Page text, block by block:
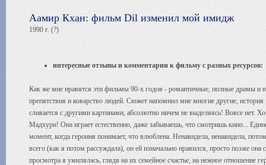
Аамир Кхан: фильм Dil изменил мой имидж
1990 г. (?)
интересные отзывы и комментарии к фильму с разных ресурсов:
Как же мне нравятся эти фильмы 90-х годов - романтичные, полные драмы
препятствия и коварство людей. Сюжет напомнил мне многие другие,
сливается с другими картинами, абсолютно ничем не выделяясь! Вовсе нет.
Мадхури! Она играет естественно, даже забываешь, что смотришь кино...
момент, когда героиня понимает, что влюблена. Ненавидела, ненавидела,
всего (как я потом рассуждала), он ей изначально нравился, просто позже
просмотра я умилялась, глядя на их семейное счастье, на нежное